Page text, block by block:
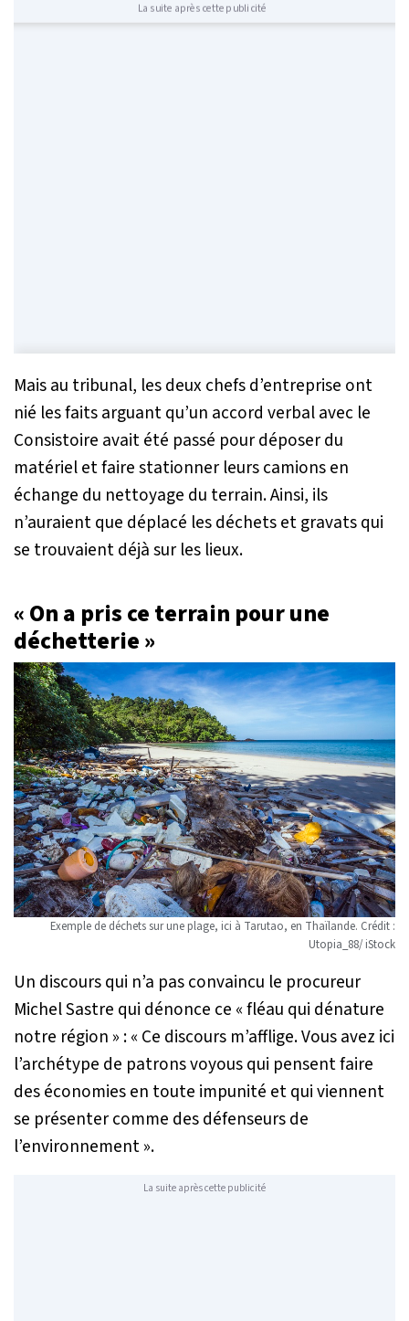
La suite après cette publicité
Mais au tribunal, les deux chefs d’entreprise ont
nié les faits arguant qu’un accord verbal avec le
Consistoire avait été passé pour déposer du
matériel et faire stationner leurs camions en
échange du nettoyage du terrain. Ainsi, ils
n’auraient que déplacé les déchets et gravats qui
se trouvaient déjà sur les lieux.
« On a pris ce terrain pour une
déchetterie »
Exemple de déchets sur une plage, ici à Tarutao, en Thaïlande. Crédit :
Utopia_88/ iStock
Un discours qui n’a pas convaincu le procureur
Michel Sastre qui dénonce ce «fléau qui dénature
notre région » : « Ce discours m’afflige. Vous avez ici
l’archétype de patrons voyous qui pensent faire
des économies en toute impunité et qui viennent
se présenter comme des défenseurs de
l’environnement».
La suite après cette publicité